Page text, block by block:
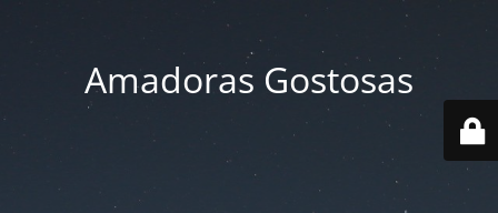
Amadoras Gostosas